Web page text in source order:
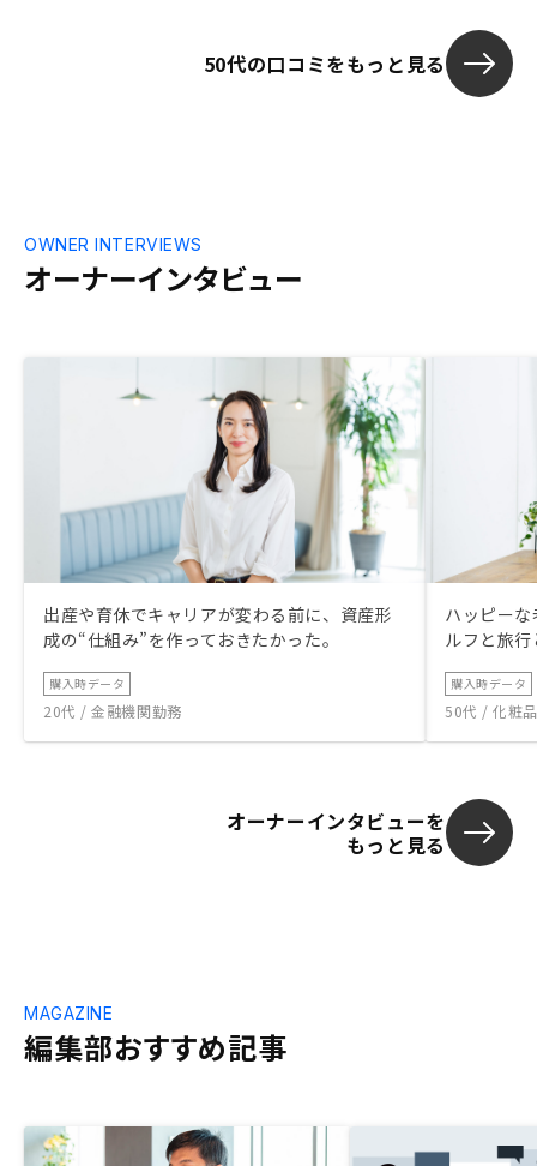
50代の口コミをもっと見る
オーナーインタビュー
OWNER INTERVIEWS
出産や育休でキャリアが変わる前に、資産形
成の“仕組み”を作っておきたかった。
購入時データ
20代 / 金融機関勤務
ハッピー
ルフと旅
購入時データ
50代 / 化粧
オーナーインタビューを
もっと見る
編集部おすすめ記事
MAGAZINE